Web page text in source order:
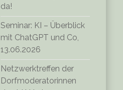
da!
Seminar: KI – Überblick
mit ChatGPT und Co,
13.06.2026
Netzwerktreffen der
Dorfmoderatorinnen